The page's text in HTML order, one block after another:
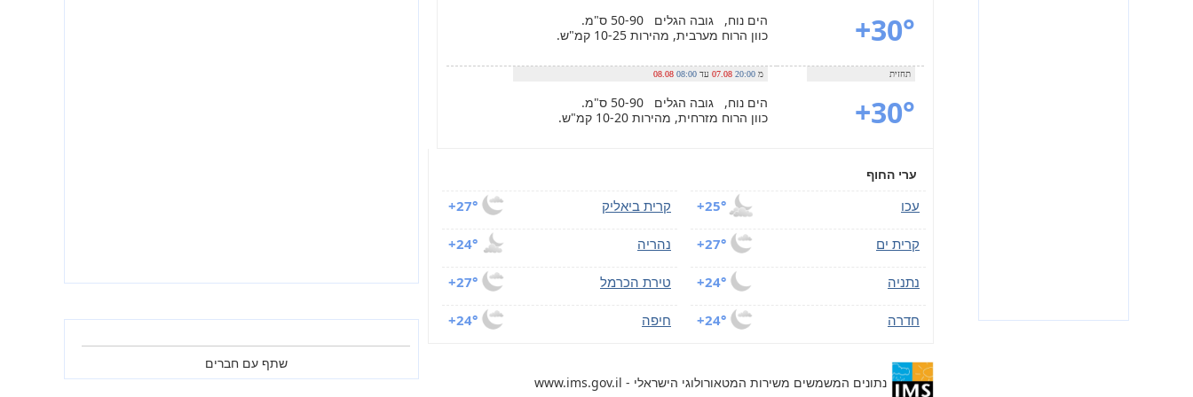
+30°
הים נוח, גובה הגלים 50-90 ס"מ.
כוון הרוח מערבית, מהירות 10-25 קמ"ש.
תחזית
+30°
מ 20:00
07.08 עד 08:00
08.08
הים נוח, גובה הגלים 50-90 ס"מ.
כוון הרוח מזרחית, מהירות 10-20 קמ"ש.
ערי החוף
+25° עכו +27° קרית ביאליק
+27° קרית ים +24° נהריה
+24° נתניה +27° טירת הכרמל
+24° חדרה +24° חיפה
נתונים המשמשים משירות המטאורולוגי הישראלי - www.ims.gov.il
שתף עם חברים